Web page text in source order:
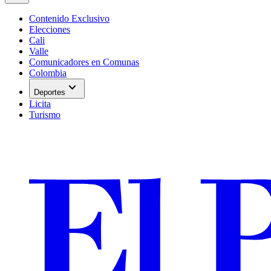
Contenido Exclusivo
Elecciones
Cali
Valle
Comunicadores en Comunas
Colombia
Deportes expand_more
Licita
Turismo